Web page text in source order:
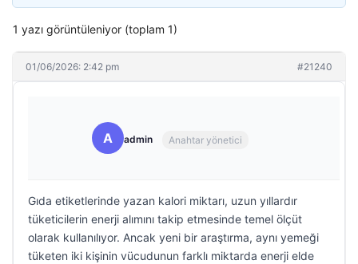
1 yazı görüntüleniyor (toplam 1)
01/06/2026: 2:42 pm #21240
A admin Anahtar yönetici
Gıda etiketlerinde yazan kalori miktarı, uzun yıllardır
tüketicilerin enerji alımını takip etmesinde temel ölçüt
olarak kullanılıyor. Ancak yeni bir araştırma, aynı yemeği
tüketen iki kişinin vücudunun farklı miktarda enerji elde